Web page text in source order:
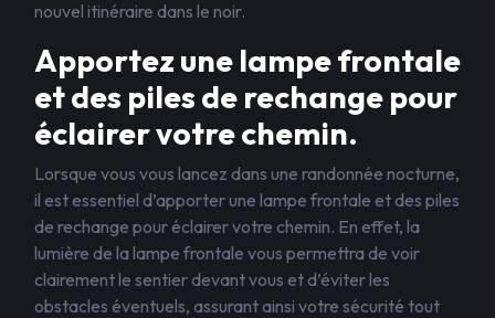
nouvel itinéraire dans le noir.
Apportez une lampe frontale
et des piles de rechange pour
éclairer votre chemin.
Lorsque vous vous lancez dans une randonnée nocturne,
il est essentiel d’apporter une lampe frontale et des piles
de rechange pour éclairer votre chemin. En effet, la
lumière de la lampe frontale vous permettra de voir
clairement le sentier devant vous et d’éviter les
obstacles éventuels, assurant ainsi votre sécurité tout